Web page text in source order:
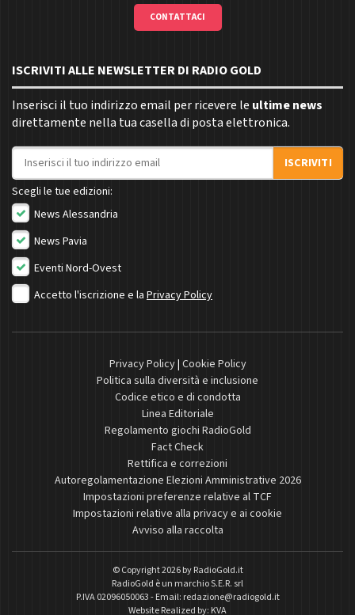
CONTATTACI
ISCRIVITI ALLE NEWSLETTER DI RADIO GOLD
Inserisci il tuo indirizzo email per ricevere le ultime news
direttamente nella tua casella di posta elettronica.
Indirizzo email
ISCRIVITI
Scegli le tue edizioni:
News Alessandria
News Pavia
Eventi Nord-Ovest
Accetto l'iscrizione e la Privacy Policy
Privacy Policy| Cookie Policy
Politica sulla diversità e inclusione
Codice etico e di condotta
Linea Editoriale
Regolamento giochi RadioGold
Fact Check
Rettifica e correzioni
Autoregolamentazione Elezioni Amministrative 2026
Impostazioni preferenze relative al TCF
Impostazioni relative alla privacy e ai cookie
Avviso alla raccolta
© Copyright 2026 byRadioGold.it
RadioGold è un marchio S.E.R. srl
P.IVA 02096050063 - Email: redazione@radiogold.it
Website Realized by: KVA